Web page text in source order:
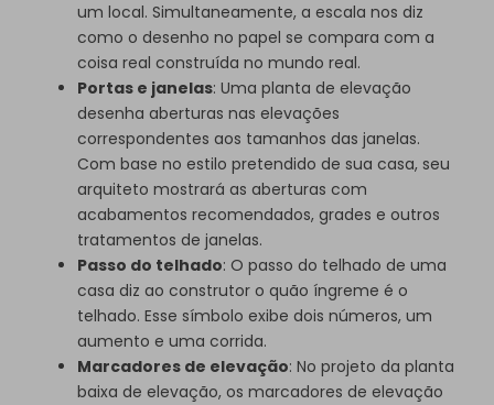
um local. Simultaneamente, a escala nos diz
como o desenho no papel se compara com a
coisa real construída no mundo real.
Portas e janelas: Uma planta de elevação
desenha aberturas nas elevações
correspondentes aos tamanhos das janelas.
Com base no estilo pretendido de sua casa, seu
arquiteto mostrará as aberturas com
acabamentos recomendados, grades e outros
tratamentos de janelas.
Passo do telhado: O passo do telhado de uma
casa diz ao construtor o quão íngreme é o
telhado. Esse símbolo exibe dois números, um
aumento e uma corrida.
Marcadores de elevação: No projeto da planta
baixa de elevação, os marcadores de elevação